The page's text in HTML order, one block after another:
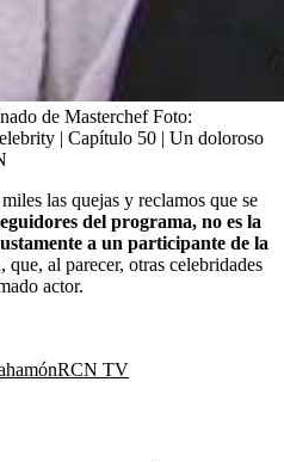
de MasterchefFoto:
| Capítulo 50 | Un doloroso
las quejas y reclamos que se
del programa, no es la
a un participante de la
que, al parecer, otras celebridades
actor.
RCN TV